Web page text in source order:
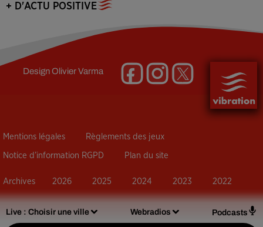
Live : Choisir une ville Webradios Podcasts
+ D'ACTU POSITIVE
DesignOlivier Varma
Mentions légales Règlements des jeux
Notice d’information RGPD Plan du site
Archives 2026 2025 2024 2023 2022